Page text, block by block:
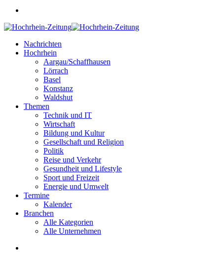
Nachrichten
Hochrhein
Aargau/Schaffhausen
Lörrach
Basel
Konstanz
Waldshut
Themen
Technik und IT
Wirtschaft
Bildung und Kultur
Gesellschaft und Religion
Politik
Reise und Verkehr
Gesundheit und Lifestyle
Sport und Freizeit
Energie und Umwelt
Termine
Kalender
Branchen
Alle Kategorien
Alle Unternehmen